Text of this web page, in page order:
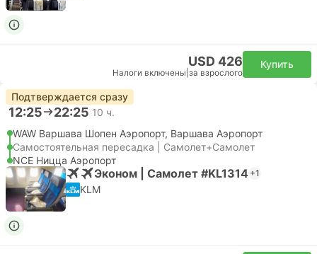
USD 426
Налоги включены за взрослого
Купить
Подтверждается сразу
12:25 22:25 10 ч.
WAW Варшава Шопен Аэропорт, Варшава Аэропорт
Самостоятельная пересадка | Самолет+Самолет
NCE Ницца Аэропорт
Эконом | Самолет #KL1314 +1
KLM